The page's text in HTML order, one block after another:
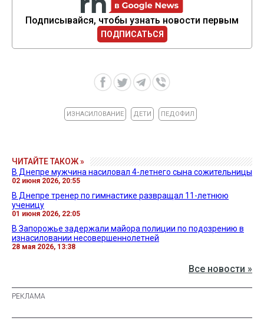
Подписывайся, чтобы узнать новости первым
ПОДПИСАТЬСЯ
ИЗНАСИЛОВАНИЕ ДЕТИ ПЕДОФИЛ
ЧИТАЙТЕ ТАКОЖ »
В Днепре мужчина насиловал 4-летнего сына сожительницы
02 июня 2026, 20:55
В Днепре тренер по гимнастике развращал 11-летнюю
ученицу
01 июня 2026, 22:05
В Запорожье задержали майора полиции по подозрению в
изнасиловании несовершеннолетней
28 мая 2026, 13:38
Все новости »